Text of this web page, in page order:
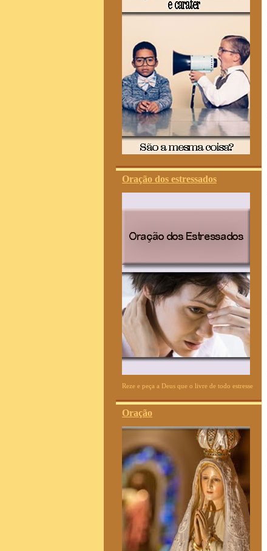
Oração dos estressados
Reze e peça a Deus que o livre de todo estresse
Oração